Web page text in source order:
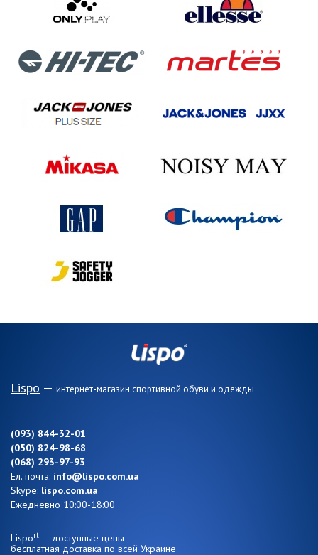
Lispo — интернет-магазин спортивной обуви и одежды
(093) 844-32-01
(050) 824-98-68
(068) 293-97-93
Ел. почта: info@lispo.com.ua
Skype: lispo.com.ua
Ежедневно 10:00-18:00
Lisport — доступные цены
бесплатная доставка по всей Украине